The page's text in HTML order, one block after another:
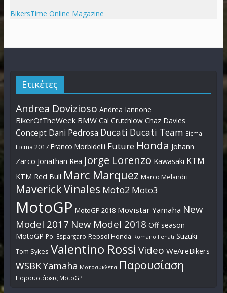
BikersTime Online Magazine
Ετικέτες
Andrea Dovizioso Andrea Iannone
BikerOfTheWeek BMW Cal Crutchlow Chaz Davies
Concept Dani Pedrosa Ducati Ducati Team Eicma
Eicma 2017 Franco Morbidelli Future Honda Johann
Zarco Jonathan Rea Jorge Lorenzo Kawasaki KTM
KTM Red Bull Marc Marquez Marco Melandri
Maverick Vinales Moto2 Moto3
MotoGP MotoGP 2018 Movistar Yamaha New
Model 2017 New Model 2018 Off-season
MotoGP Pol Espargaro Repsol Honda Romano Fenati Suzuki
Tom Sykes Valentino Rossi Video WeAreBikers
WSBKYamaha Μοτοσυκλέτα Παρουσίαση
Παρουσιάσεις MotoGP